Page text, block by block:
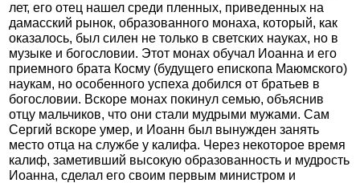
лет, его отец нашел среди пленных, приведенных на
дамасский рынок, образованного монаха, который, как
оказалось, был силен не только в светских науках, но в
музыке и богословии. Этот монах обучал Иоанна и его
приемного брата Косму (будущего епископа Маюмского)
наукам, но особенного успеха добился от братьев в
богословии. Вскоре монах покинул семью, объяснив
отцу мальчиков, что они стали мудрыми мужами. Сам
Сергий вскоре умер, и Иоанн был вынужден занять
место отца на службе у калифа. Через некоторое время
калиф, заметивший высокую образованность и мудрость
Иоанна, сделал его своим первым министром и